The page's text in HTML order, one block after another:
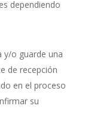
dependiendo
y/o guarde una
de recepción
en el proceso
su